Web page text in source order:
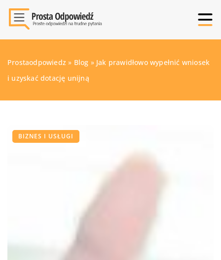
Prostaodpowiedz » Blog » Jak prawidłowo wypełnić wniosek
i uzyskać dotację unijną
BIZNES I USŁUGI